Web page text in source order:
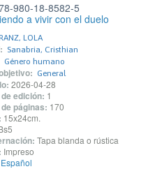
980-18-8582-5
a vivir con el duelo
LOLA
Sanabria, Cristhian
Género humano
General
2026-04-28
edición: 1
páginas: 170
15x24cm.
Tapa blanda o rústica
Impreso
Español